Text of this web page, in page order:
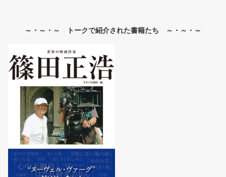
～・～・～ トークで紹介された書籍たち ～・～・～